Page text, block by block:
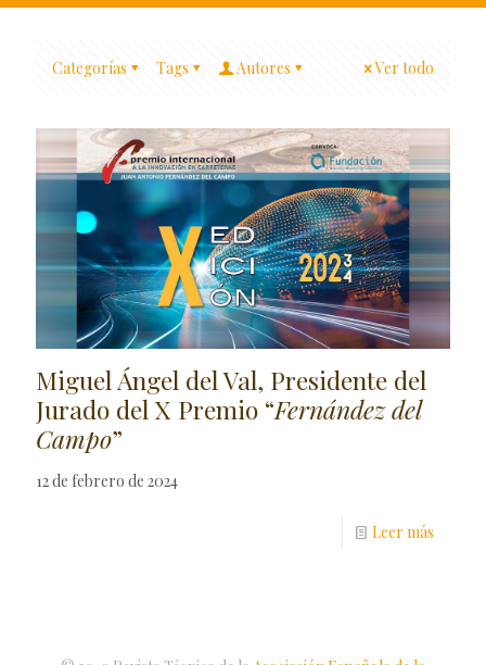
Categorías Tags Autores Ver todo
Miguel Ángel del Val, Presidente del
Jurado del X Premio “Fernández del
Campo”
12 de febrero de 2024
Leer más